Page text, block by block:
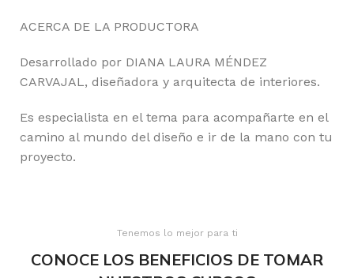
ACERCA DE LA PRODUCTORA
Desarrollado por DIANA LAURA MÉNDEZ
CARVAJAL, diseñadora y arquitecta de interiores.
Es especialista en el tema para acompañarte en el
camino al mundo del diseño e ir de la mano con tu
proyecto.
Tenemos lo mejor para ti
CONOCE LOS BENEFICIOS DE TOMAR